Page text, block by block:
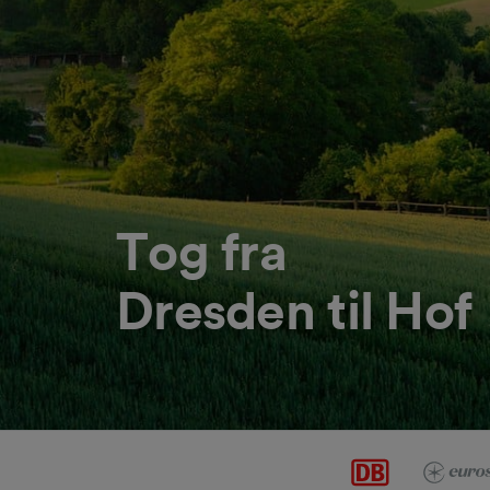
Tog fra
Dresden til Hof